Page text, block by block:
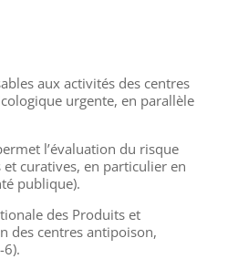
aux activités des centres
urgente, en parallèle
l’évaluation du risque
curatives, en particulier en
publique).
des Produits et
des centres antipoison,